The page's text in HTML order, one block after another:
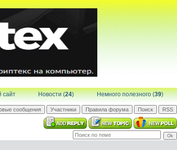
сайт Новости (24) Немного полезного (39)